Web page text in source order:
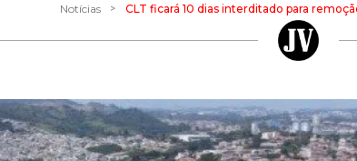
Notícias > CLT ficará 10 dias interditado para